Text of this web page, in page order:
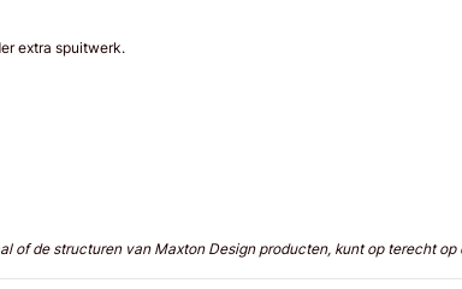
extra spuitwerk.
of de structuren van Maxton Design producten, kunt op terecht